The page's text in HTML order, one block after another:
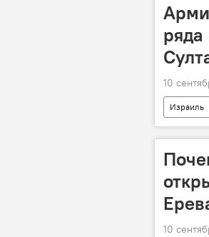
10
Израиль
10